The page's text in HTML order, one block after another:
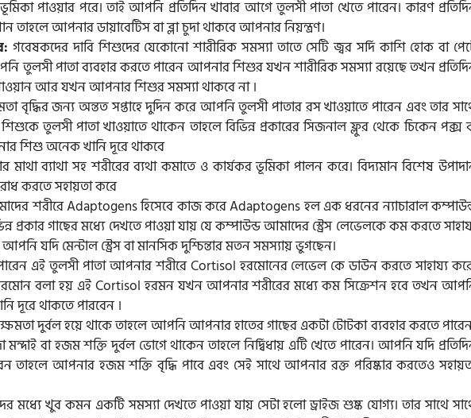
পাওয়ার পরে। তাই আপনি প্রতিদিন খাবার আগে তুলসী পাতা খেতে পারেন। কারণ
আপনার ডায়াবেটিস বা ব্লা চুদা থাকবে আপনার নিয়ন্ত্রণ।
গবেষকদের দাবি শিশুদের যেকোনো শারীরিক সমস্যা তাতে সেটি জ্বর সর্দি কাশি হোক বা
তুলসী পাতা ব্যবহার করতে পারেন আপনার শিশুর যখন শারীরিক সমস্যা রয়েছে তখন
আর যখন আপনার শিশুর সমস্যা থাকবে না ।
জন্য অন্তত সপ্তাহে দুদিন করে আপনি তুলসী পাতার রস খাওয়াতে পারেন এবং তার
তুলসী পাতা খাওয়াতে থাকেন তাহলে বিভিন্ন প্রকারের সিজনাল ফ্লুর থেকে চিকেন পক্স
শিশু অনেক খানি দূরে থাকবে
ব্যাথা সহ শরীরের ব্যথা কমাতে ও কার্যকর ভূমিকা পালন করে। বিদ্যমান বিশেষ
করতে সহায়তা করে
শরীরে Adaptogens হিসেবে কাজ করে Adaptogens হল এক ধরনের ন্যাচারাল
প্রকার গাছের মধ্যে দেখতে পাওয়া যায় যে কম্পাউন্ড আমাদের স্ট্রেস লেভেলকে কম করতে
যদি মেন্টাল স্ট্রেস বা মানসিক দুশ্চিন্তার মতন সমস্যায় ভুগছেন।
এই তুলসী পাতা আপনার শরীরে Cortisol হরমোনের লেভেল কে ডাউন করতে সাহায্য
বলা হয় এই Cortisol হরমন যখন আপনার শরীরের মধ্যে কম সিক্রেশন হবে তখন
দূরে থাকতে পারবেন ।
দুর্বল হয়ে থাকে তাহলে আপনি আপনার হাতের গাছের একটা টোটকা ব্যবহার করতে
বা হজম শক্তি দুর্বল ভোগে থাকেন তাহলে নির্দ্বিধায় এটি খেতে পারেন। আপনি যদি
তাহলে আপনার হজম শক্তি বৃদ্ধি পাবে এবং সেই সাথে আপনার রক্ত পরিষ্কার করতেও
খুব কমন একটি সমস্যা দেখতে পাওয়া যায় সেটা হলো ড্রাইজ শুষ্ক যোগ্য। তার সাথে